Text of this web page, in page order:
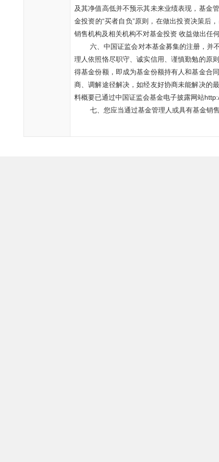
及其净值高低并不预示其未来业绩表现，基金
金投资的“买者自负”原则，在做出投资决策后
销售机构及相关机构不对基金投资 收益做出任
六、中国证监会对本基金募集的注册，并
理人依照恪尽职守、诚实信用、谨慎勤勉的原
得基金份额，即成为基金份额持有人和基金合
商、调解途径解决，如经友好协商未能解决的
料概要已通过中国证监会基金电子披露网站
七、您应当通过基金管理人或具有基金销